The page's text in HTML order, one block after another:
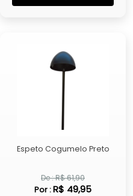
Espeto Cogumelo Preto
De : R$ 61,90
Por :R$ 49,95